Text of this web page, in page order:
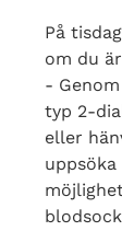
På
om du
-
typ 2-
eller